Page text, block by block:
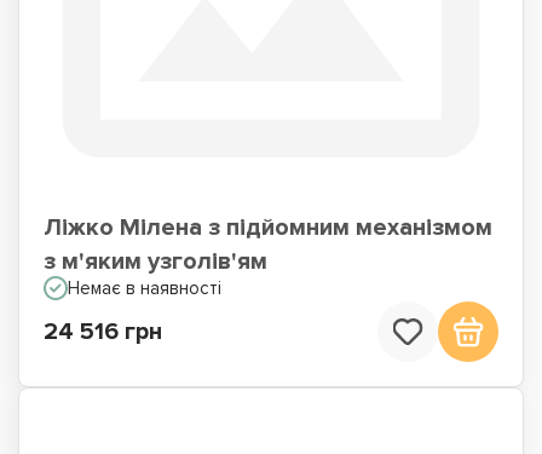
Ліжко Мілена з підйомним механізмом
з м'яким узголів'ям
Немає в наявності
24 516 грн